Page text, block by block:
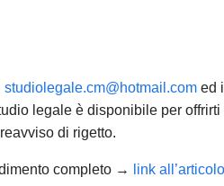
studiolegale.cm@hotmail.com ed
legale è disponibile per
di rigetto.
completo → link
urgente
ex art. 415-bis c.p.p.;
termine di scadenza
tempestivamente